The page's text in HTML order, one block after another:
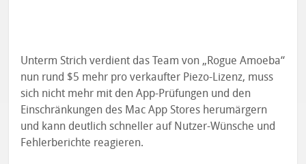
Unterm Strich verdient das Team von „Rogue Amoeba“
nun rund $5 mehr pro verkaufter Piezo-Lizenz, muss
sich nicht mehr mit den App-Prüfungen und den
Einschränkungen des Mac App Stores herumärgern
und kann deutlich schneller auf Nutzer-Wünsche und
Fehlerberichte reagieren.